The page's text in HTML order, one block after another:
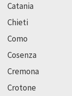
Catania
Chieti
Como
Cosenza
Cremona
Crotone